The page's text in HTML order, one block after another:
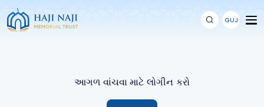
GUJ
આગળ વાંચવા માટે લોગીન કરો